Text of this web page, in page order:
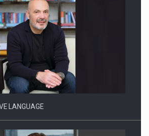
Evolution-RETHINK STRATEGY-Finantare
LANGUAGE